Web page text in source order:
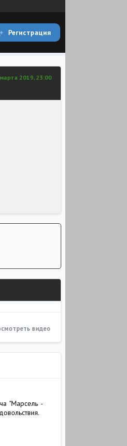
Регистрация
2019, 23:00
видео
"Марсель -